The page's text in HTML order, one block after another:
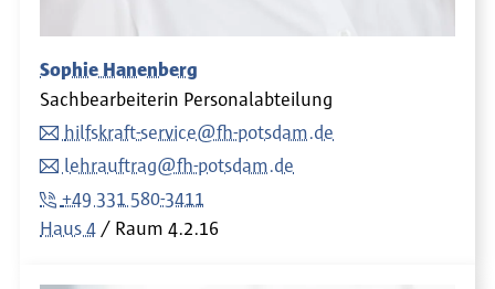
Sophie Hanenberg
Sachbearbeiterin Personalabteilung
hilfskraft-service@fh-potsdam.de
lehrauftrag@fh-potsdam.de
+49 331 580-3411
Haus 4
Raum 4.2.16